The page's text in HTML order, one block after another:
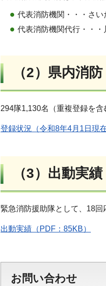
代表消防機関・・・さい
代表消防機関代行・・
（2）県内消
294隊1,130名（重複登録を含
登録状況（令和8年4月1日現
（3）出動実
緊急消防援助隊として、18回
出動実績（PDF：85KB）
お問い合わせ